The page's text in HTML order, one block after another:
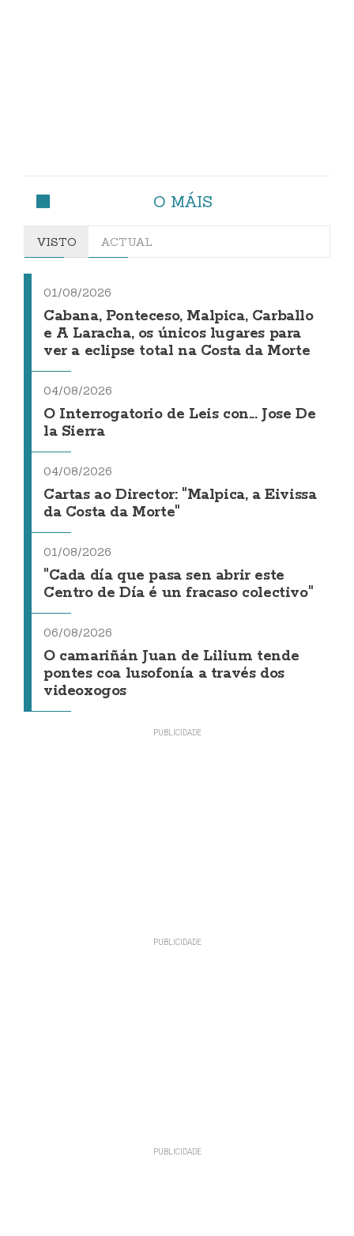
O MÁIS
VISTO ACTUAL
01/08/2026
Cabana, Ponteceso, Malpica, Carballo
e A Laracha, os únicos lugares para
ver a eclipse total na Costa da Morte
04/08/2026
O Interrogatorio de Leis con... Jose De
la Sierra
04/08/2026
Cartas ao Director: "Malpica, a Eivissa
da Costa da Morte"
01/08/2026
"Cada día que pasa sen abrir este
Centro de Día é un fracaso colectivo"
06/08/2026
O camariñán Juan de Lilium tende
pontes coa lusofonía a través dos
videoxogos